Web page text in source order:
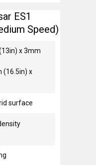
ES1
Speed)
x 3mm
(16.5in) x
surface